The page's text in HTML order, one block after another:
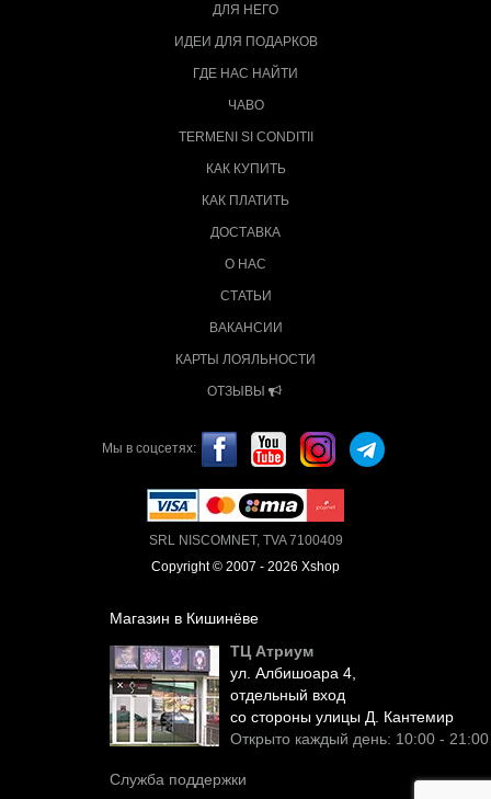
ДЛЯ НЕГО
ИДЕИ ДЛЯ ПОДАРКОВ
ГДЕ НАС НАЙТИ
ЧАВО
TERMENI SI CONDITII
КАК КУПИТЬ
КАК ПЛАТИТЬ
ДОСТАВКА
О НАС
СТАТЬИ
ВАКАНСИИ
КАРТЫ ЛОЯЛЬНОСТИ
ОТЗЫВЫ
Мы в соцсетях:
SRL NISCOMNET, TVA 7100409
Copyright © 2007 - 2026 Xshop
Магазин в Кишинёве
ТЦ Атриум
ул. Албишоара 4,
отдельный вход
со стороны улицы Д. Кантемир
Открыто каждый день: 10:00 - 21:00
Служба поддержки